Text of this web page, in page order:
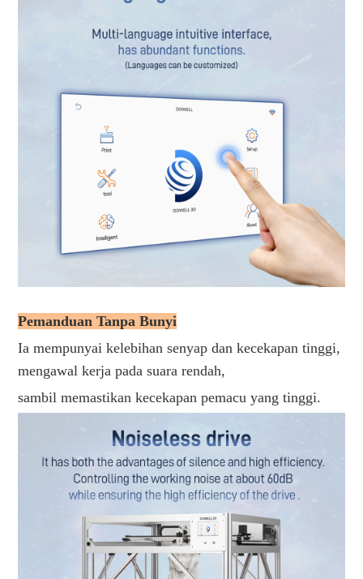
Pemanduan Tanpa Bunyi
Ia mempunyai kelebihan senyap dan kecekapan tinggi,
mengawal kerja pada suara rendah,
sambil memastikan kecekapan pemacu yang tinggi.